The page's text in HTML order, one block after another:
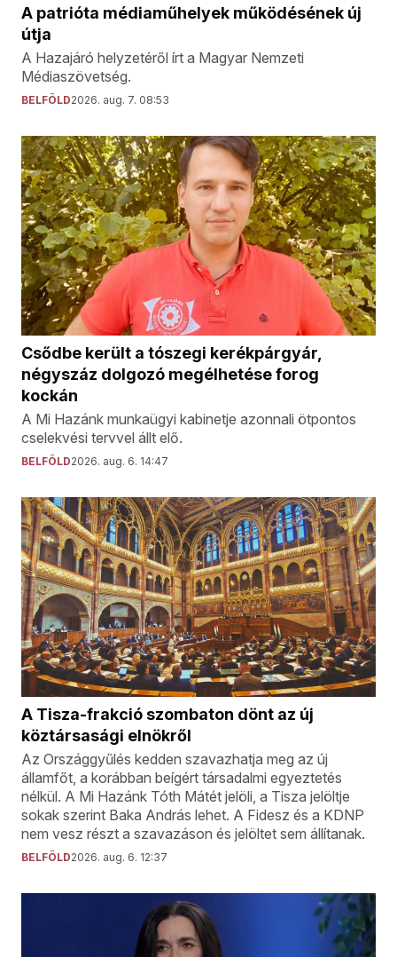
A patrióta médiaműhelyek működésének új
útja
A Hazajáró helyzetéről írt a Magyar Nemzeti
Médiaszövetség.
BELFÖLD2026. aug. 7. 08:53
Csődbe került a tószegi kerékpárgyár,
négyszáz dolgozó megélhetése forog
kockán
A Mi Hazánk munkaügyi kabinetje azonnali ötpontos
cselekvési tervvel állt elő.
BELFÖLD2026. aug. 6. 14:47
A Tisza-frakció szombaton dönt az új
köztársasági elnökről
Az Országgyűlés kedden szavazhatja meg az új
államfőt, a korábban beígért társadalmi egyeztetés
nélkül. A Mi Hazánk Tóth Mátét jelöli, a Tisza jelöltje
sokak szerint Baka András lehet. A Fidesz és a KDNP
nem vesz részt a szavazáson és jelöltet sem állítanak.
BELFÖLD2026. aug. 6. 12:37